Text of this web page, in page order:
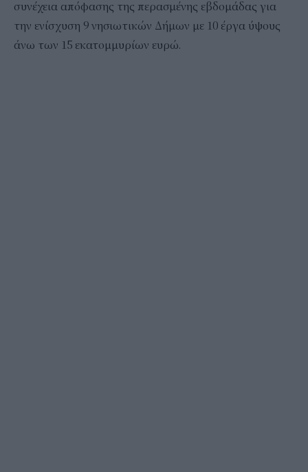
συνέχεια απόφασης της περασμένης εβδομάδας για
την ενίσχυση 9 νησιωτικών Δήμων με 10 έργα ύψους
άνω των 15 εκατομμυρίων ευρώ.